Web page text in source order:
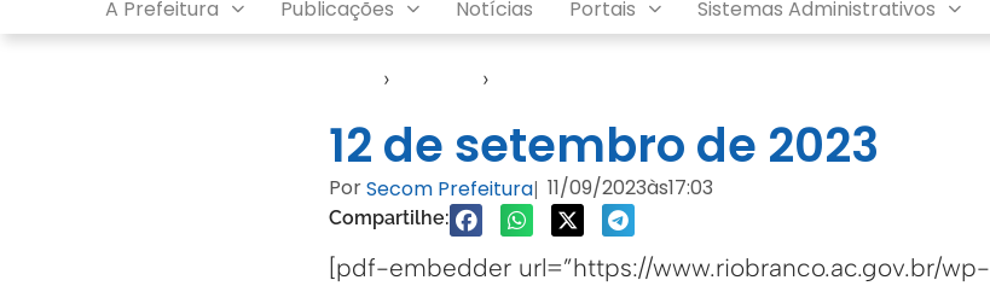
A Prefeitura Publicações Notícias Portais Sistemas Administrativos
› ›
12 de setembro de 2023
PorSecom Prefeitura| 11/09/2023às17:03
Compartilhe:
[pdf-embedder url=”https://www.riobranco.ac.gov.br/wp-